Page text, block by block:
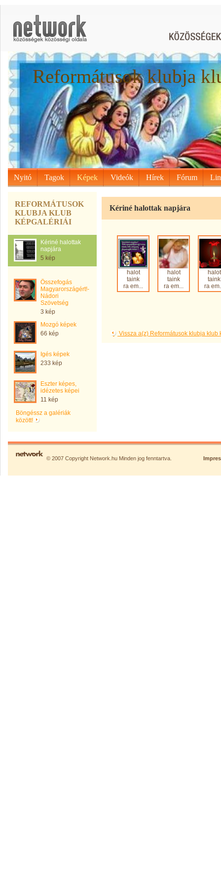
Reformátusok klubja
Nyitó Tagok Képek Videók Hírek Fórum
REFORMÁTUSOK
KLUBJA KLUB
KÉPGALÉRIÁI
Kériné halottak
napjára
5 kép
Összefogás
Magyarországért!-
Nádori
Szövetség
3 kép
Mozgó képek
66 kép
Igés képek
233 kép
Eszter képes,
idézetes képei
11 kép
Böngéssz a galériák
között!
Kériné halottak napjára
halot
taink
ra em...
halot
taink
ra em...
halot
taink
ra
Vissza a(z) Reformátusok klubja klub
© 2007 Copyright Network.hu Minden jog fenntartva.